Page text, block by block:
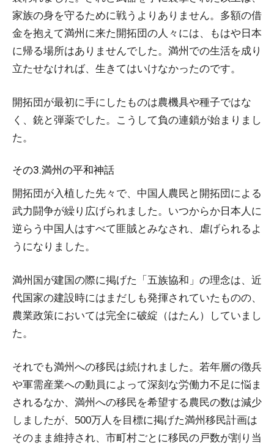
家族の身を守るために戦うよりありません。多額の借
金を抱えて満州に来た開拓団の人々には、もはや日本
に帰る場所はありませんでした。満州での生活を成り
立たせなければ、生きてはいけなかったのです。
開拓団が最初に手にしたものは農機具や種子ではな
く、銃と弾薬でした。こうして負の連鎖が始まりまし
た。
その3.満州の平和神話
開拓団が入植した先々で、中国人農民と開拓団による
武力闘争が繰り広げられました。いつからか日本人に
逆らう中国人はすべて匪賊とみなされ、虐げられるよ
うになりました。
満州国が建国の際に掲げた「五族協和」の理念は、近
代国家の建設時にはまだしも発揮されていたものの、
農業政策においては完全に破綻（はたん）していまし
た。
それでも満州への移民は続けれました。若年層の徴兵
や軍需産業への動員によって深刻な労働力不足に悩ま
されるなか、満州への移民を希望する農民の数は減少
しましたが、500万人を目標に掲げた満州移民計画は
そのまま維持され、市町村ごとに移民の戸数が割り当